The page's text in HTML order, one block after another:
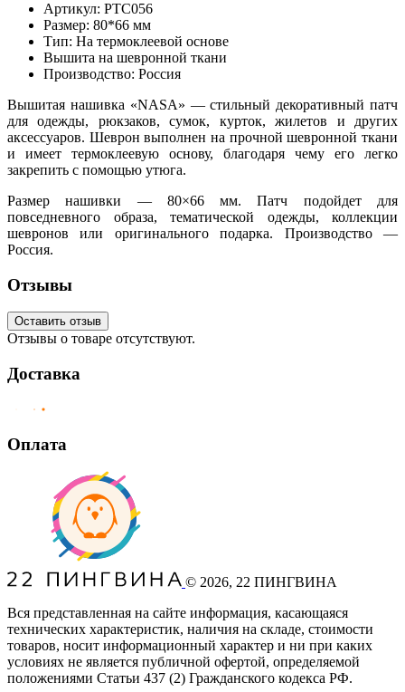
Артикул: PTC056
Размер: 80*66 мм
Тип: На термоклеевой основе
Вышита на шевронной ткани
Производство: Россия
Вышитая нашивка «NASA» — стильный декоративный патч
для одежды, рюкзаков, сумок, курток, жилетов и других
аксессуаров. Шеврон выполнен на прочной шевронной ткани
и имеет термоклеевую основу, благодаря чему его легко
закрепить с помощью утюга.
Размер нашивки — 80×66 мм. Патч подойдет для
повседневного образа, тематической одежды, коллекции
шевронов или оригинального подарка. Производство —
Россия.
Отзывы
Оставить отзыв
Отзывы о товаре отсутствуют.
Доставка
Оплата
© 2026, 22 ПИНГВИНА
Вся представленная на сайте информация, касающаяся
технических характеристик, наличия на складе, стоимости
товаров, носит информационный характер и ни при каких
условиях не является публичной офертой, определяемой
положениями Статьи 437 (2) Гражданского кодекса РФ.